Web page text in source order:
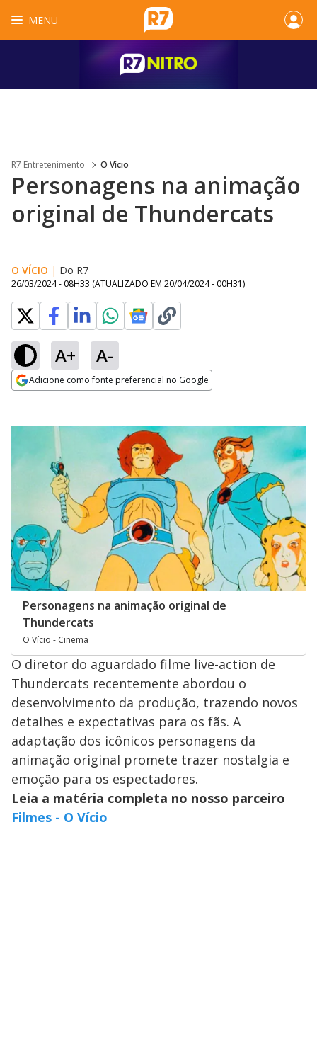
MENU
R7 Entretenimento O Vício
Personagens na animação
original de Thundercats
O VÍCIO | Do R7
26/03/2024 - 08H33 (ATUALIZADO EM 20/04/2024 - 00H31)
A+ A-
Adicione como fonte preferencial no Google
Personagens na animação original de
Thundercats
O Vício - Cinema
O diretor do aguardado filme live-action de
Thundercats recentemente abordou o
desenvolvimento da produção, trazendo novos
detalhes e expectativas para os fãs. A
adaptação dos icônicos personagens da
animação original promete trazer nostalgia e
emoção para os espectadores.
Leia a matéria completa no nosso parceiro
Filmes - O Vício